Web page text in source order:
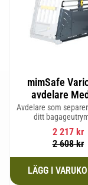
mimSafe
avdelare
Avdelare som
ditt
2 217kr
2 608kr